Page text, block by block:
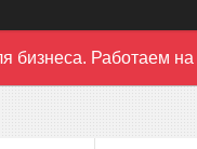
бизнеса. Работаем